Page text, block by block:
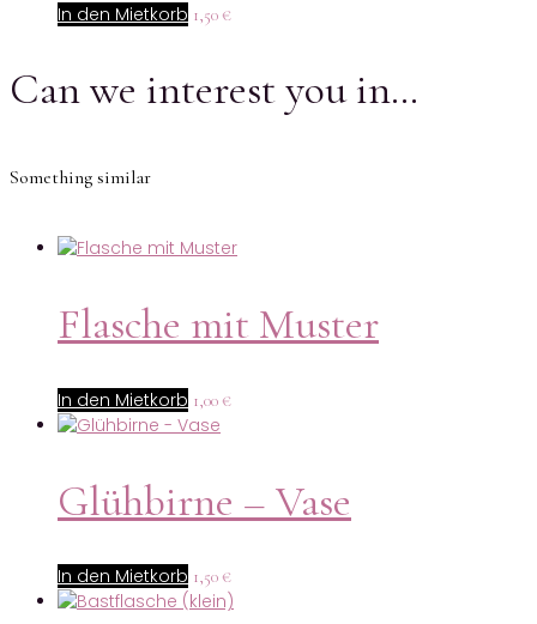
In den Mietkorb 1,50 €
Can we interest you in…
Something similar
Flasche mit Muster
In den Mietkorb 1,00 €
Glühbirne – Vase
In den Mietkorb 1,50 €